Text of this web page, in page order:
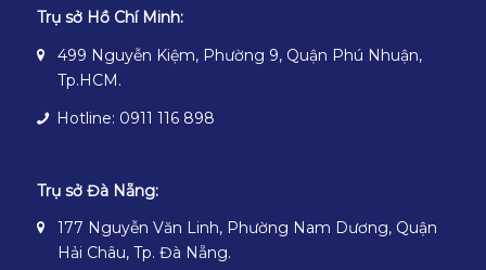
Trụ sở Hồ Chí Minh:
499 Nguyễn Kiệm, Phường 9, Quận Phú Nhuận,
Tp.HCM.
Hotline: 0911 116 898
Trụ sở Đà Nẵng:
177 Nguyễn Văn Linh, Phường Nam Dương, Quận
Hải Châu, Tp. Đà Nẵng.